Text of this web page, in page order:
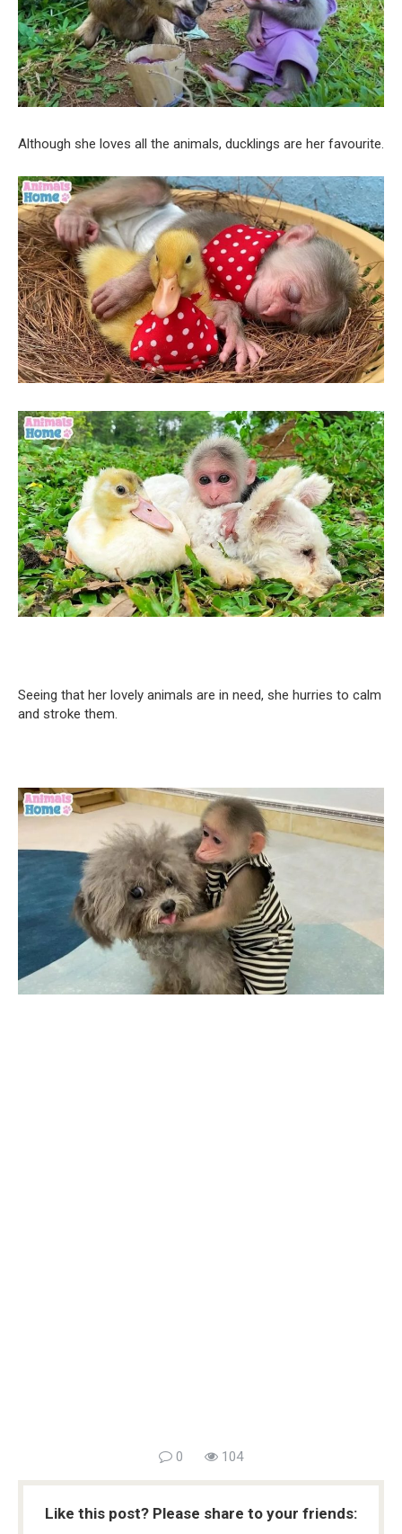
Although she loves all the animals, ducklings are her favourite.
Seeing that her lovely animals are in need, she hurries to calm
and stroke them.
0 104
Like this post? Please share to your friends: